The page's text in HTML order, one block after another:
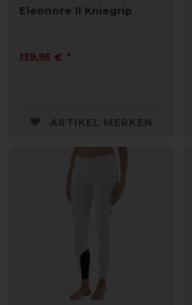
Eleonore II Kniegrip
139,95 € *
ARTIKEL MERKEN